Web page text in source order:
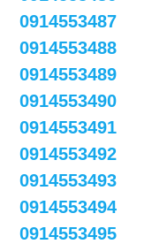
0914553487
0914553488
0914553489
0914553490
0914553491
0914553492
0914553493
0914553494
0914553495